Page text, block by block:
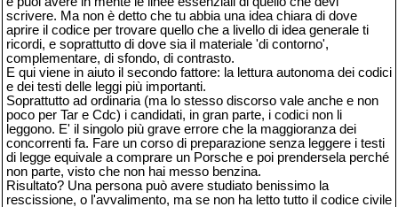
scrivere. Ma non è detto che tu abbia una idea chiara di dove
aprire il codice per trovare quello che a livello di idea generale ti
ricordi, e soprattutto di dove sia il materiale 'di contorno',
complementare, di sfondo, di contrasto.
E qui viene in aiuto il secondo fattore: la lettura autonoma dei codici
e dei testi delle leggi più importanti.
Soprattutto ad ordinaria (ma lo stesso discorso vale anche e non
poco per Tar e Cdc) i candidati, in gran parte, i codici non li
leggono. E' il singolo più grave errore che la maggioranza dei
concorrenti fa. Fare un corso di preparazione senza leggere i testi
di legge equivale a comprare un Porsche e poi prendersela perché
non parte, visto che non hai messo benzina.
Risultato? Una persona può avere studiato benissimo la
rescissione, o l'avvalimento, ma se non ha letto tutto il codice civile